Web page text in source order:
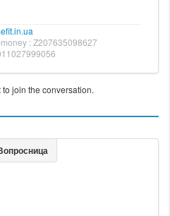
: Z207635098627
to join the conversation.